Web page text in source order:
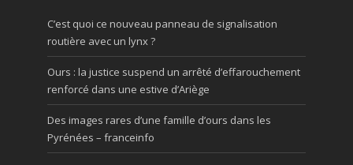
C’est quoi ce nouveau panneau de signalisation
routière avec un lynx ?
Ours : la justice suspend un arrêté d’effarouchement
renforcé dans une estive d’Ariège
Des images rares d’une famille d’ours dans les
Pyrénées – franceinfo